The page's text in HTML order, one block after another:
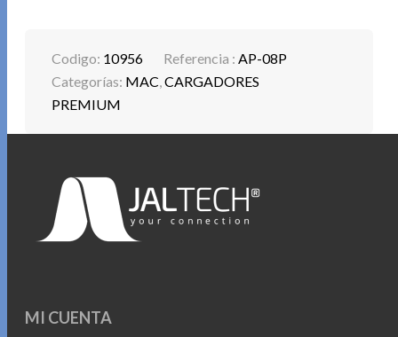
Codigo: 10956 Referencia :AP-08P
Categorías: MAC,CARGADORES
PREMIUM
MI CUENTA